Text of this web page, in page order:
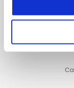
Chiudendo